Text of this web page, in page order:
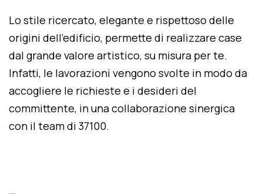
Lo stile ricercato, elegante e rispettoso delle
origini dell'edificio, permette di realizzare case
dal grande valore artistico, su misura per te.
Infatti, le lavorazioni vengono svolte in modo da
accogliere le richieste e i desideri del
committente, in una collaborazione sinergica
con il team di 37100.